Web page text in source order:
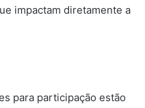
impactam diretamente a
para participação estão